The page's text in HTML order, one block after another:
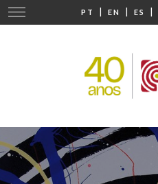
PT | EN | ES |
Cambiar
navegación